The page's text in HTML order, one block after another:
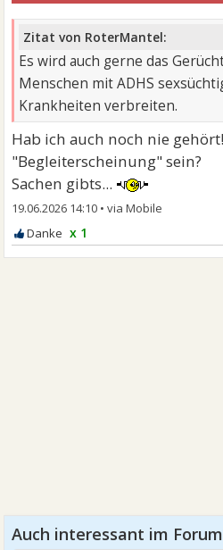
Zitat von RoterMantel:
Es wird auch gerne das
Menschen mit ADHS
Krankheiten verbreiten.
Hab ich auch noch nie
"Begleiterscheinung" sein?
Sachen gibts...
19.06.2026 14:10 •
x 1